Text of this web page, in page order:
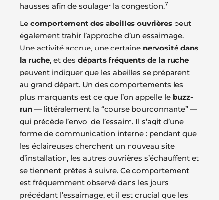
hausses afin de soulager la congestion.7
Le comportement des abeilles ouvrières peut
également trahir l’approche d’un essaimage.
Une activité accrue, une certaine nervosité dans
la ruche, et des départs fréquents de la ruche
peuvent indiquer que les abeilles se préparent
au grand départ. Un des comportements les
plus marquants est ce que l’on appelle le buzz-
run — littéralement la “course bourdonnante” —
qui précède l’envol de l’essaim. Il s’agit d’une
forme de communication interne : pendant que
les éclaireuses cherchent un nouveau site
d’installation, les autres ouvrières s’échauffent et
se tiennent prêtes à suivre. Ce comportement
est fréquemment observé dans les jours
précédant l’essaimage, et il est crucial que les